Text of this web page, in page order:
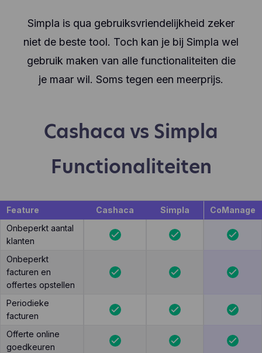
Simpla is qua gebruiksvriendelijkheid zeker
niet de beste tool. Toch kan je bij Simpla wel
gebruik maken van alle functionaliteiten die
je maar wil. Soms tegen een meerprijs.
Cashaca vs Simpla
Functionaliteiten
Feature Cashaca Simpla
CoManage
Onbeperkt aantal
klanten
Onbeperkt
facturen en
offertes opstellen
Periodieke
facturen
Offerte online
goedkeuren